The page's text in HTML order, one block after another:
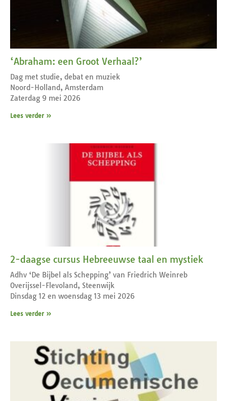
‘Abraham: een Groot Verhaal?’
Dag met studie, debat en muziek
Noord-Holland, Amsterdam
Zaterdag 9 mei 2026
Lees verder »
2-daagse cursus Hebreeuwse taal en mystiek
Adhv ‘De Bijbel als Schepping’ van Friedrich Weinreb
Overijssel-Flevoland, Steenwijk
Dinsdag 12 en woensdag 13 mei 2026
Lees verder »